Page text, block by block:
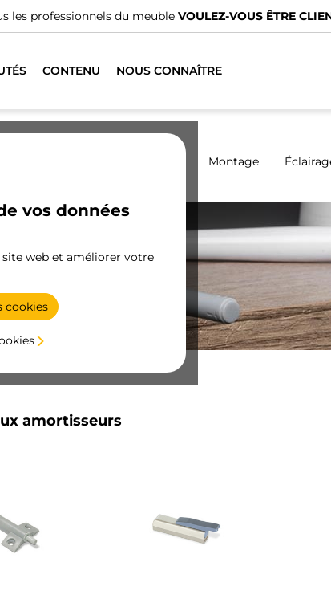
des distributeurs spécialisés.TROUVER LE PLUS
CONTENU NOUS CONNAÎTRE
vos données
web et améliorer votre
cookies
Montage
amortisseurs